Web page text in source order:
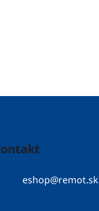
eshop@remot.sk